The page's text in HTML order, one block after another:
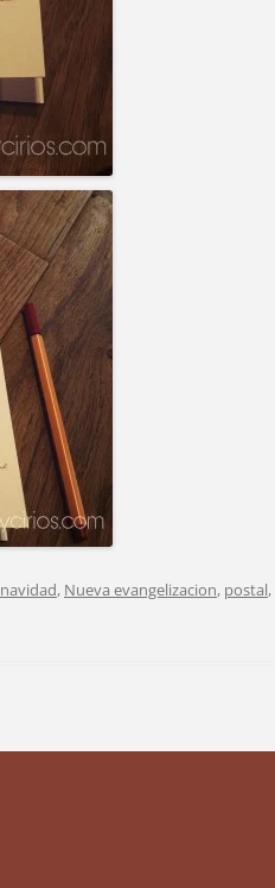
navidad, Nueva evangelizacion, postal,